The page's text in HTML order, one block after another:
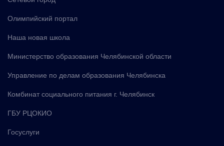
Олимпийский портал
Наша новая школа
Министерство образования Челябинской области
Управление по делам образования Челябинска
Комбинат социального питания г. Челябинск
ГБУ РЦОКИО
Госуслуги